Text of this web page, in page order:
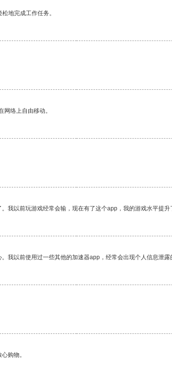
地完成工作任务。
络上自由移动。
我以前玩游戏经常会输，现在有了这个app，我的游戏水平提升
我以前使用过一些其他的加速器app，经常会出现个人信息泄露
购物。